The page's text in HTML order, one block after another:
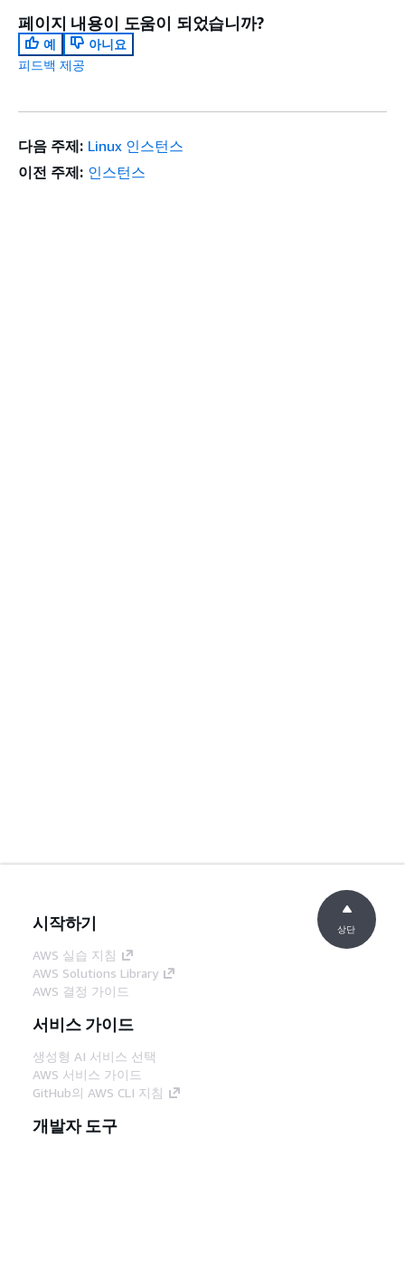
페이지 내용이 도움이 되었습니까?
예
아니요
피드백 제공
다음 주제: Linux 인스턴스
이전 주제: 인스턴스
시작하기
AWS 실습 지침
AWS Solutions Library
AWS 결정 가이드
서비스 가이드
생성형 AI 서비스 선택
AWS 서비스 가이드
GitHub의 AWS CLI 지침
개발자 도구
상단